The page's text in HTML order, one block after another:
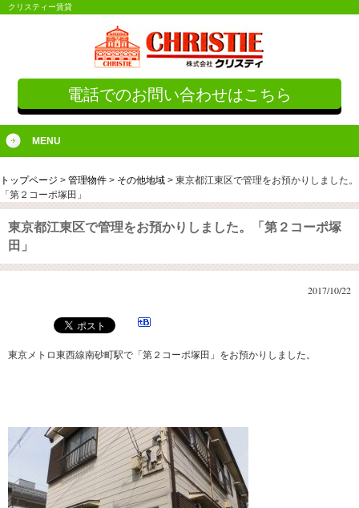
クリスティー賃貸
電話でのお問い合わせはこちら
MENU
トップページ > 管理物件 > その他地域 > 東京都江東区で管理をお預かりしました。
「第２コーポ塚田」
東京都江東区で管理をお預かりしました。「第２コーポ塚
田」
2017/10/22
東京メトロ東西線南砂町駅で「第２コーポ塚田」をお預かりしました。